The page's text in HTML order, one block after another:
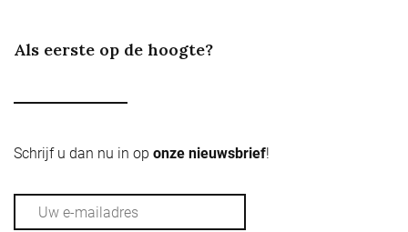
Als eerste op de hoogte?
Schrijf u dan nu in op onze nieuwsbrief!